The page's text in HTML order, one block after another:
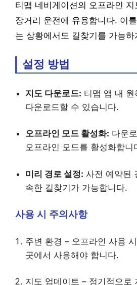
티맵 네비게이션의 오프라인
장거리 운전에 유용합니다. 이
는 상황에서도 길찾기를 가능하
설정 방법
지도 다운로드: 티맵 앱 내
다운로드할 수 있습니다.
오프라인 모드 활성화: 다운
오프라인 모드를 활성화합니
미리 경로 설정: 사전 예약된
속한 길찾기가 가능합니다.
사용 시 주의사항
주변 환경 – 오프라인 사용
곳에서 사용해야 합니다.
지도 업데이트 – 정기적으로